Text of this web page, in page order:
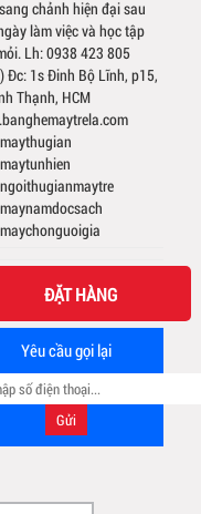
chảnh hiện đại sau
làm việc và học tập
Lh: 0938 423 805
Đc: 1s Đinh Bộ Lĩnh, p15,
Thạnh, HCM
ĐẶT HÀNG
Yêu cầu gọi lại